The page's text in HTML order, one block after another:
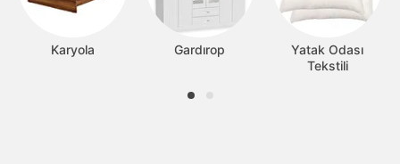
Karyola Gardırop
Yatak Odası
Tekstili